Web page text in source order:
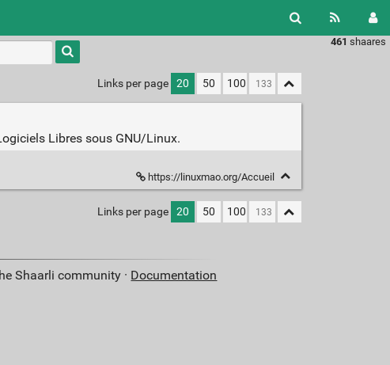
461 shaares
Type 1 or
more
characters
results.
Links per page 20 50 100
Libres sous GNU/Linux.
https://linuxmao.org/Accueil
Links per page 20 50 100
Shaarli community · Documentation